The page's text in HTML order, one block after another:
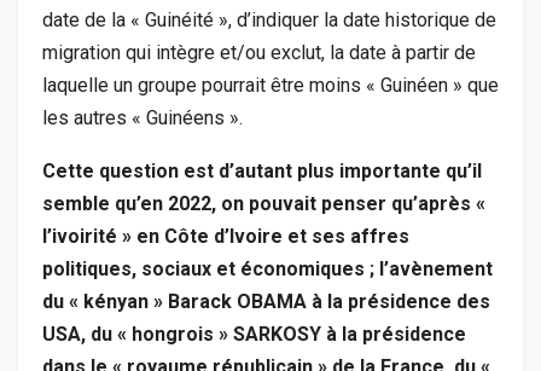
date de la « Guinéité », d’indiquer la date historique de
migration qui intègre et/ou exclut, la date à partir de
laquelle un groupe pourrait être moins « Guinéen » que
les autres « Guinéens ».
Cette question est d’autant plus importante qu’il
semble qu’en 2022, on pouvait penser qu’après «
l’ivoirité » en Côte d’Ivoire et ses affres
politiques, sociaux et économiques ; l’avènement
du « kényan » Barack OBAMA à la présidence des
USA, du « hongrois » SARKOSY à la présidence
dans le « royaume républicain » de la France, du «